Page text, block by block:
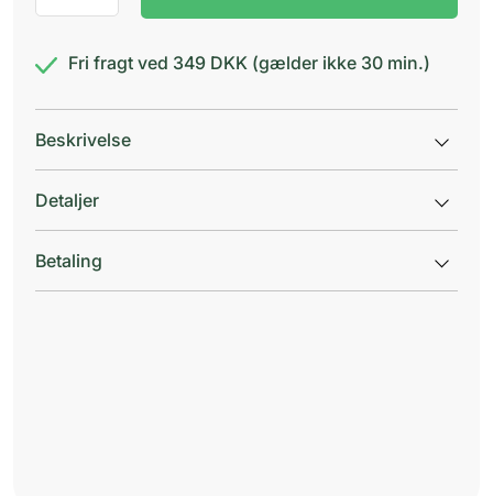
antal
Fri fragt ved 349 DKK (gælder ikke 30 min.)
Beskrivelse
Detaljer
Betaling